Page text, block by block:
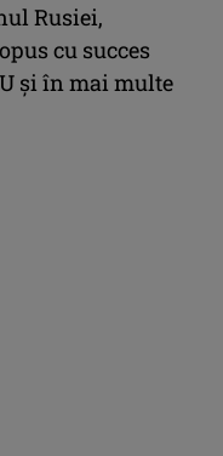
Rusiei,
cu succes
şi în mai multe